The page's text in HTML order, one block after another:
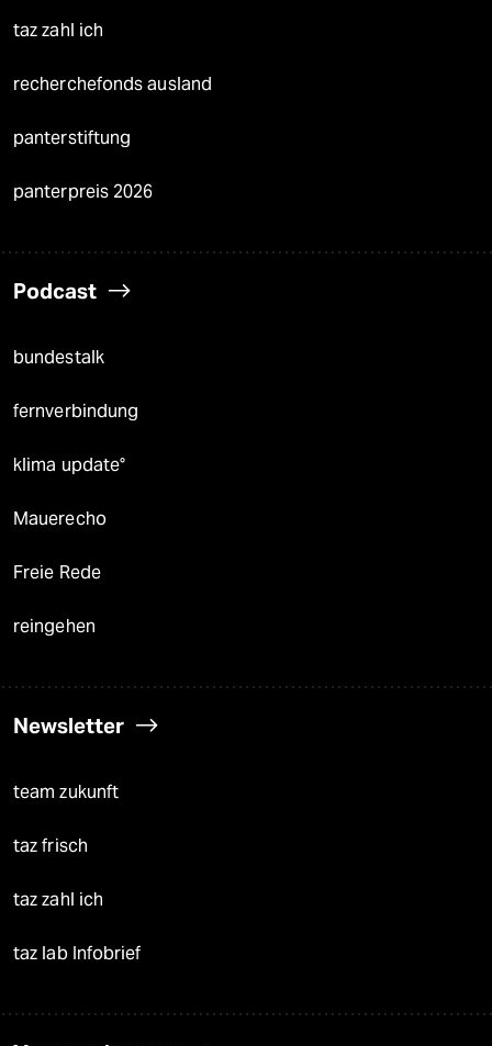
taz zahl ich
recherchefonds ausland
panterstiftung
panterpreis 2026
Podcast
bundestalk
fernverbindung
klima update°
Mauerecho
Freie Rede
reingehen
Newsletter
team zukunft
taz frisch
taz zahl ich
taz lab Infobrief